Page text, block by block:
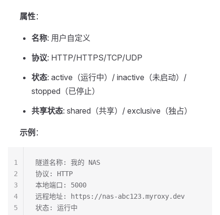
属性：
名称: 用户自定义
协议: HTTP/HTTPS/TCP/UDP
状态: active（运行中）/ inactive（未启动）/
stopped（已停止）
共享状态: shared（共享）/ exclusive（独占）
示例 ：
隧道名称: 我的 NAS
协议: HTTP
本地端口: 5000
远程地址: https://nas-abc123.myroxy.dev
状态: 运行中
1
2
3
4
5